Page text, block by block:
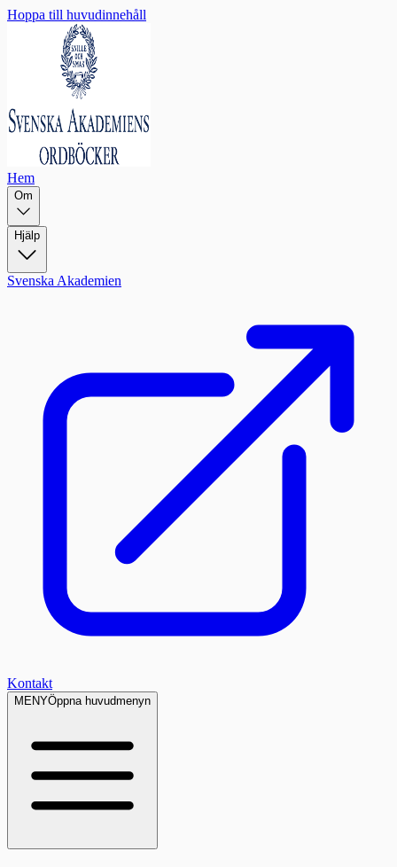
Hoppa till huvudinnehåll
Hem
Om
Hjälp
Svenska Akademien
Kontakt
MENYÖppna huvudmenyn